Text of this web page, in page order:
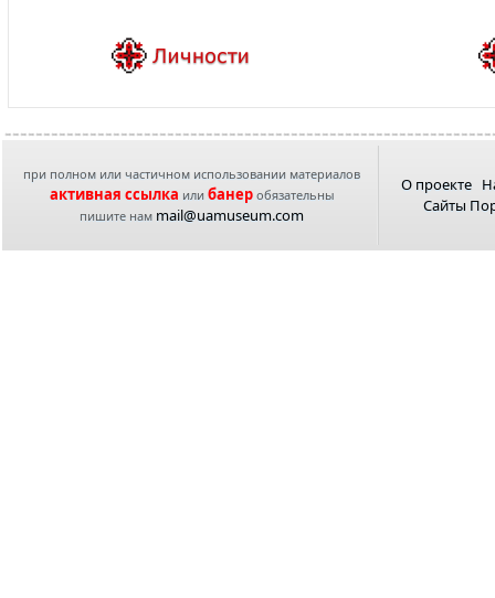
при полном или частичном использовании материалов
активная ссылка или банеробязательны
пишите нам mail@uamuseum.com
О проекте
Сайты